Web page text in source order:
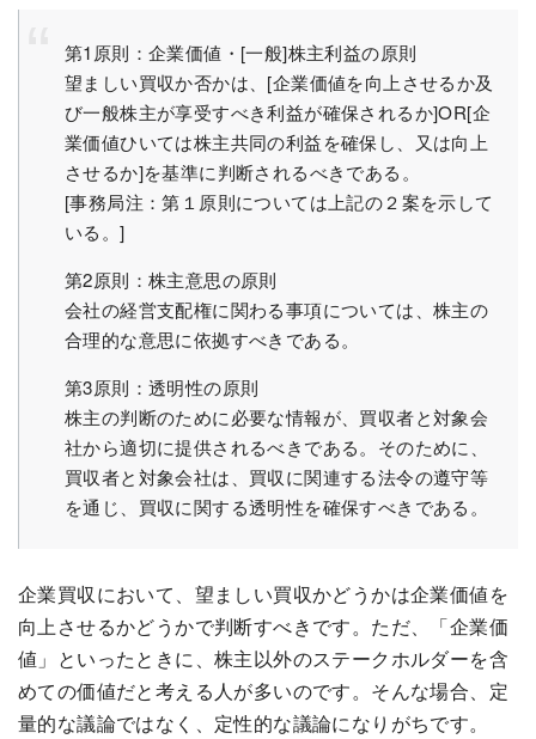
第1原則：企業価値・[一般]株主利益の原則
望ましい買収か否かは、[企業価値を向上させるか及
び一般株主が享受すべき利益が確保されるか]OR[企
業価値ひいては株主共同の利益を確保し、又は向上
させるか]を基準に判断されるべきである。
[事務局注：第１原則については上記の２案を示して
いる。]
第2原則：株主意思の原則
会社の経営支配権に関わる事項については、株主の
合理的な意思に依拠すべきである。
第3原則：透明性の原則
株主の判断のために必要な情報が、買収者と対象会
社から適切に提供されるべきである。そのために、
買収者と対象会社は、買収に関連する法令の遵守等
を通じ、買収に関する透明性を確保すべきである。
企業買収において、望ましい買収かどうかは企業価値を
向上させるかどうかで判断すべきです。ただ、「企業価
値」といったときに、株主以外のステークホルダーを含
めての価値だと考える人が多いのです。そんな場合、定
量的な議論ではなく、定性的な議論になりがちです。